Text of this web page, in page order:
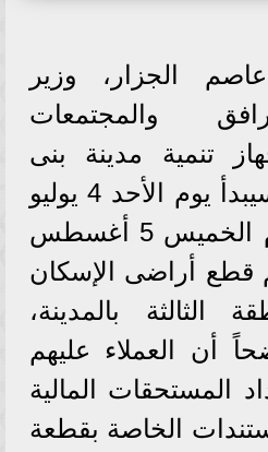
الجزار، وزير
والمجتمعات
تنمية مدينة بنى
سويف الجديدة، سيبدأ يوم الأحد 4 يوليو
المقبل، وحتى يوم الخميس 5 أغسطس
قطع أراضى الإسكان
الثالثة بالمدينة،
أن العملاء عليهم
المستحقات المالية
الخاصة بقطعة